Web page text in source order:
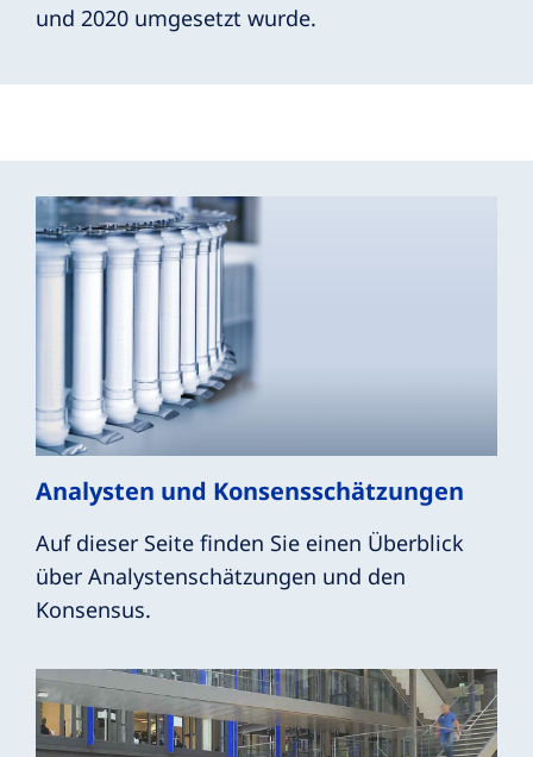
und 2020 umgesetzt wurde.
Analysten und Konsensschätzungen
Auf dieser Seite finden Sie einen Überblick
über Analystenschätzungen und den
Konsensus.